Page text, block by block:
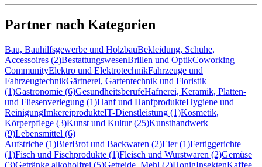
Partner nach Kategorien
Bau, Bauhilfsgewerbe und HolzbauBekleidung, Schuhe,
Accessoires (2)BestattungswesenBrillen und OptikCoworking
CommunityElektro und ElektrotechnikFahrzeuge und
FahrzeugtechnikGärtnerei, Gartentechnik und Floristik
(1)Gastronomie (6)GesundheitsberufeHafnerei, Keramik, Platten-
und Fliesenverlegung (1)Hanf und HanfprodukteHygiene und
ReinigungImkereiprodukteIT-Dienstleistung (1)Kosmetik,
Körperpflege (3)Kunst und Kultur (25)Kunsthandwerk
(9)Lebensmittel (6)
Aufstriche (1)BierBrot und Backwaren (2)Eier (1)Fertiggerichte
(1)Fisch und Fischprodukte (1)Fleisch und Wurstwaren (2)Gemüse
(3)Getränke alkoholfrei (5)Getreide, Mehl (2)HonigInsektenKaffee